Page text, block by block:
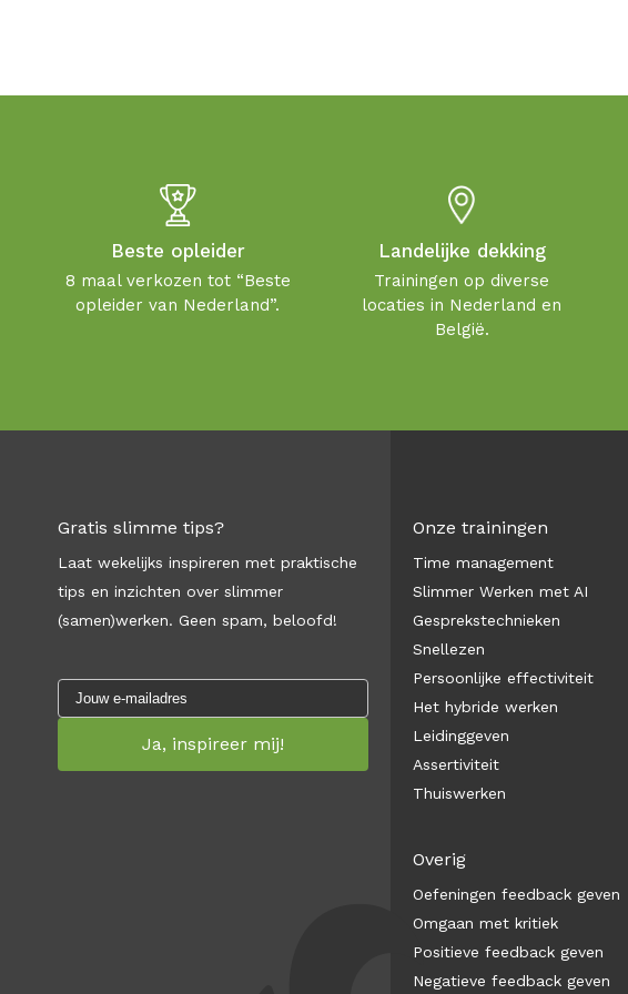
Beste opleider
8 maal verkozen tot “Beste
opleider van Nederland”.
Landelijke dekking
Trainingen op diverse
locaties in Nederland en
België.
Gratis slimme tips?
Laat wekelijks inspireren met praktische
tips en inzichten over slimmer
(samen)werken. Geen spam, beloofd!
Onze trainingen
Time management
Slimmer Werken met AI
Gesprekstechnieken
Snellezen
Persoonlijke effectiviteit
Het hybride werken
Leidinggeven
Assertiviteit
Thuiswerken
Overig
Oefeningen feedback geven
Omgaan met kritiek
Positieve feedback geven
Negatieve feedback geven